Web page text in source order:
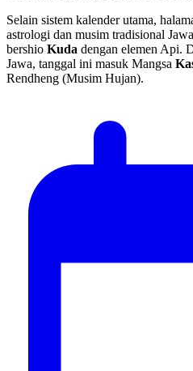
Selain sistem kalender utama,
astrologi dan musim tradisional
bershio Kuda dengan elemen Api.
Jawa, tanggal ini masuk Mangsa
Rendheng (Musim Hujan).